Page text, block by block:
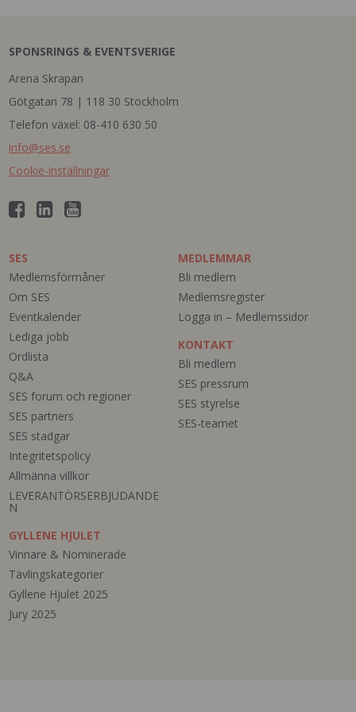
SPONSRINGS & EVENTSVERIGE
Arena Skrapan
Götgatan 78 | 118 30 Stockholm
Telefon växel: 08-410 630 50
info@ses.se
Cookie-inställningar
SES
Medlemsförmåner
Om SES
Eventkalender
Lediga jobb
Ordlista
Q&A
SES forum och regioner
SES partners
SES stadgar
Integritetspolicy
Allmänna villkor
LEVERANTÖRSERBJUDANDE
N
MEDLEMMAR
Bli medlem
Medlemsregister
Logga in – Medlemssidor
GYLLENE HJULET
Vinnare & Nominerade
Tävlingskategorier
Gyllene Hjulet 2025
Jury 2025
KONTAKT
Bli medlem
SES pressrum
SES styrelse
SES-teamet